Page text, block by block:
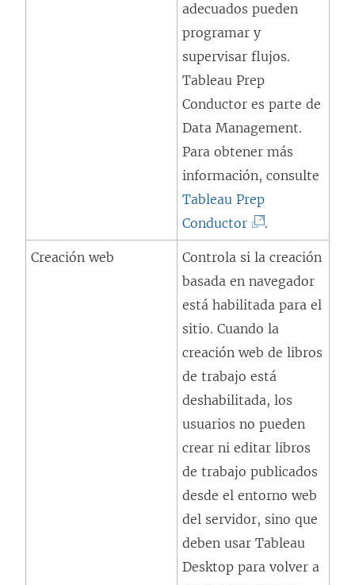
adecuados pueden
programar y
supervisar flujos.
Tableau Prep
Conductor es parte de
Data Management.
Para obtener más
información, consulte
Tableau Prep
Conductor(
a
.
Creación web
Controla si la creación
basada en navegador
está habilitada para el
sitio. Cuando la
creación web de libros
de trabajo está
deshabilitada, los
usuarios no pueden
crear ni editar libros
de trabajo publicados
desde el entorno web
del servidor, sino que
deben usar Tableau
Desktop para volver a